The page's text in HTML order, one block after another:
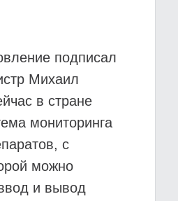
подписал
Михаил
в стране
мониторинга
с
можно
и вывод